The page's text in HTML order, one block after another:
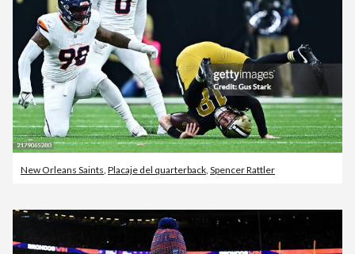
New Orleans Saints, Placaje del quarterback, Spencer Rattler